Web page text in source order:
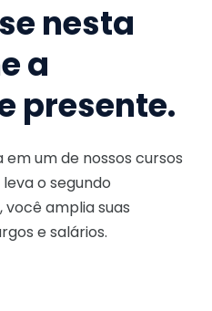
nesta
a
presente.
um de nossos cursos
o segundo
amplia suas
e salários.